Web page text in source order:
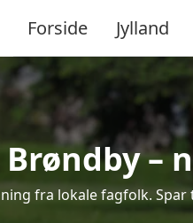
Forside Jylland
–
fra lokale fagfolk. Spar